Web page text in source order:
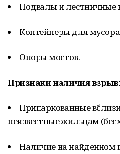
Подвалы и лестничные
Контейнеры для
Опоры мостов.
Признаки наличия
Припаркованные
неизвестные жильцам
Наличие на найденном